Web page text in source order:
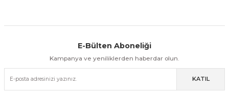
Kolay İade & Değişim Güvenli Alışveriş
Güvenli Paketleme Taksit / Havale İle Alışveriş Kolay İade & Değişim
E-Bülten Aboneliği
Kampanya ve yeniliklerden haberdar olun.
KATIL